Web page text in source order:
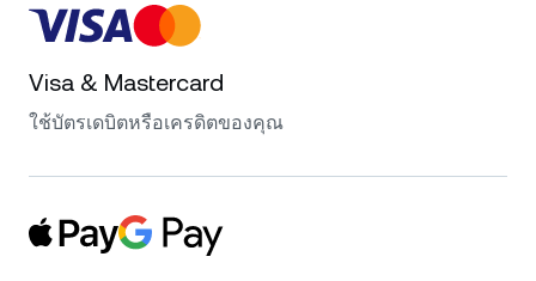
Visa & Mastercard
ใช้บัตรเดบิตหรือเครดิตของคุณ